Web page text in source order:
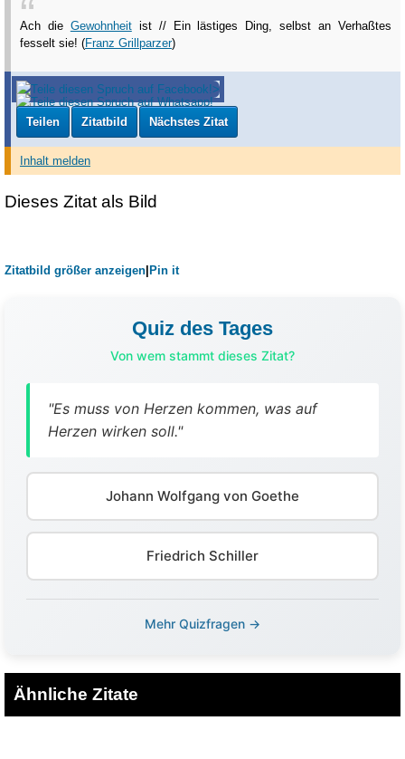
Ach die Gewohnheitist // Ein lästiges Ding, selbst an Verhaßtes
fesselt sie! (Franz Grillparzer)
Teilen Zitatbild Nächstes Zitat
Inhalt melden
Dieses Zitat als Bild
Zitatbild größer anzeigen Pin it
Quiz des Tages
Von wem stammt dieses Zitat?
"Es muss von Herzen kommen, was auf
Herzen wirken soll."
Johann Wolfgang von Goethe
Friedrich Schiller
Mehr Quizfragen →
Ähnliche Zitate